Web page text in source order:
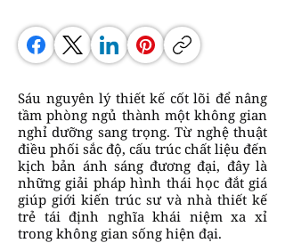
Sáu nguyên lý thiết kế cốt lõi để nâng
tầm phòng ngủ thành một không gian
nghỉ dưỡng sang trọng. Từ nghệ thuật
điều phối sắc độ, cấu trúc chất liệu đến
kịch bản ánh sáng đương đại, đây là
những giải pháp hình thái học đắt giá
giúp giới kiến trúc sư và nhà thiết kế
trẻ tái định nghĩa khái niệm xa xỉ
trong không gian sống hiện đại.